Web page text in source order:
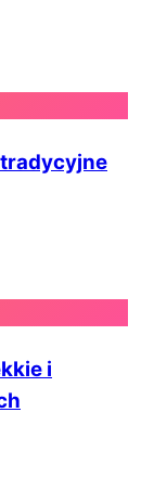
tradycyjne
i